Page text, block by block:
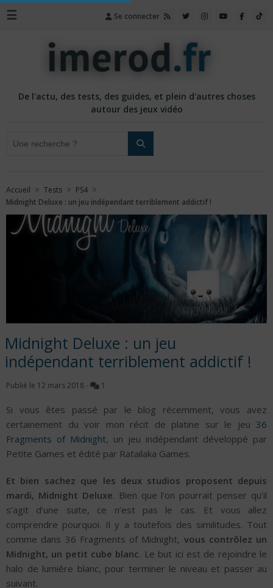
☰ Se connecter
De l'actu, des tests, des guides, et plein d'autres choses
autour des jeux vidéo
Accueil » Tests » PS4 »
Midnight Deluxe : un jeu indépendant terriblement addictif !
Midnight Deluxe : un jeu
indépendant terriblement addictif !
Publié le 12 mars 2018 - 1
Si vous êtes passé par le blog récemment, vous avez
certainement du voir mon récit de platine sur le jeu 36
Fragments of Midnight, un jeu indépendant développé par
Petite Games et édité par Ratailaka Games.
Et bien sachez que les deux studios proposent depuis
mardi, Midnight Deluxe. Bien que l’on pourrait penser qu’il
s’agit d’une suite, ce n’est pas le cas. Et vous allez
comprendre pourquoi. Il y a toutefois des similitudes. Tout
comme dans 36 Fragments of Midnight, vous contrôlez un
Midnight, un petit cube blanc. Le but ici est de rejoindre le
halo de lumière blanc, pour terminer le niveau et passer au
suivant.